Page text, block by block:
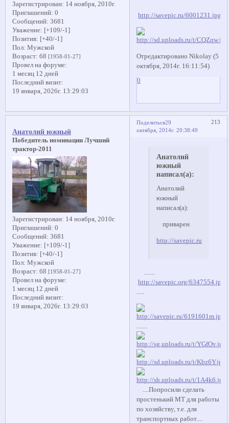
Зарегистрирован: 14 ноября, 2010г.
Приглашений: 0
Сообщений: 3681
Уважение: [+109/-1]
Позитив: [+40/-1]
Пол: Мужской
Возраст: 68 [1958-01-27]
Провел на форуме:
1 месяц 12 дней
Последний визит:
19 января, 2026г. 13:29:03
http://savepic.ru/6001231.jpg
Отредактировано Nikolay (5
октября, 2014г. 16:11:54)
0
Поделиться 213
29
октября, 2014г. 20:38:49
Анатолий южный
Победитель номинации Лучший
трактор-2011
Зарегистрирован: 14 ноября, 2010г.
Приглашений: 0
Сообщений: 3681
Уважение: [+109/-1]
Позитив: [+40/-1]
Пол: Мужской
Возраст: 68 [1958-01-27]
Провел на форуме:
1 месяц 12 дней
Последний визит:
19 января, 2026г. 13:29:03
Анатолий
южный
написал(а):
Анатолий
южный
написал(а):
приварен
http://savepic.ru/
.......
http://savepic.org/6347554.jpg
.....
....Попросили сделать
простенький МТ для работы
по хозяйству, т.е. для
транспортных работ....